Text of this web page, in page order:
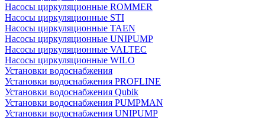
Насосы циркуляционные ROMMER
Насосы циркуляционные STI
Насосы циркуляционные TAEN
Насосы циркуляционные UNIPUMP
Насосы циркуляционные VALTEC
Насосы циркуляционные WILO
Установки водоснабжения
Установки водоснабжения PROFLINE
Установки водоснабжения Qubik
Установки водоснабжения PUMPMAN
Установки водоснабжения UNIPUMP